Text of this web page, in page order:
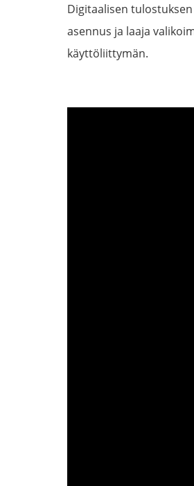
Digitaalisen
asennus ja laaja
käyttöliittymän.